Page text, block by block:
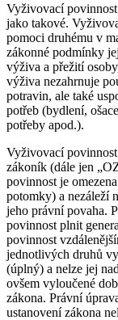
Vyživovací
jako takové.
pomoci druhému v
zákonné podmínky
výživa a přežití
výživa nezahrnuje
potravin, ale také
potřeb (bydlení,
potřeby apod.).
Vyživovací
zákoník (dále jen
povinnost je
potomky) a nezáleží
jeho právní povaha.
povinnost plnit
povinnost
jednotlivých druhů
(úplný) a nelze jej
ovšem vyloučené
zákona. Právní
ustanovení zákona